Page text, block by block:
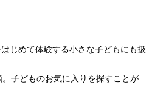
じめて体験する小さな子どもにも扱
子どものお気に入りを探すことが